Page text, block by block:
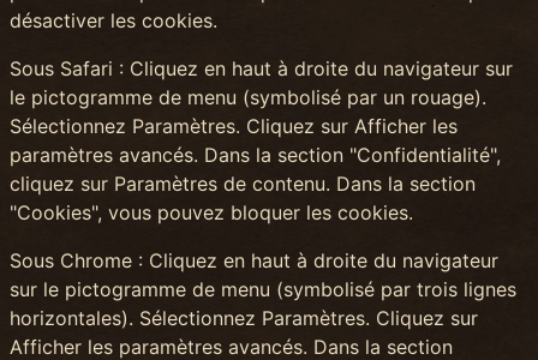
désactiver les cookies.
Sous Safari : Cliquez en haut à droite du navigateur sur
le pictogramme de menu (symbolisé par un rouage).
Sélectionnez Paramètres. Cliquez sur Afficher les
paramètres avancés. Dans la section "Confidentialité",
cliquez sur Paramètres de contenu. Dans la section
"Cookies", vous pouvez bloquer les cookies.
Sous Chrome : Cliquez en haut à droite du navigateur
sur le pictogramme de menu (symbolisé par trois lignes
horizontales). Sélectionnez Paramètres. Cliquez sur
Afficher les paramètres avancés. Dans la section